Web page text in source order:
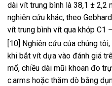
dài vít trung bình là 38,1 ± 2,2
nghiên cứu khác, theo
vít trung bình vít qua khớp C1
[10] Nghiên cứu của chúng
khi bắt vít dựa vào đánh giá
mổ, chiều dài mũi khoan đo
c.arms hoặc thăm dò bằng